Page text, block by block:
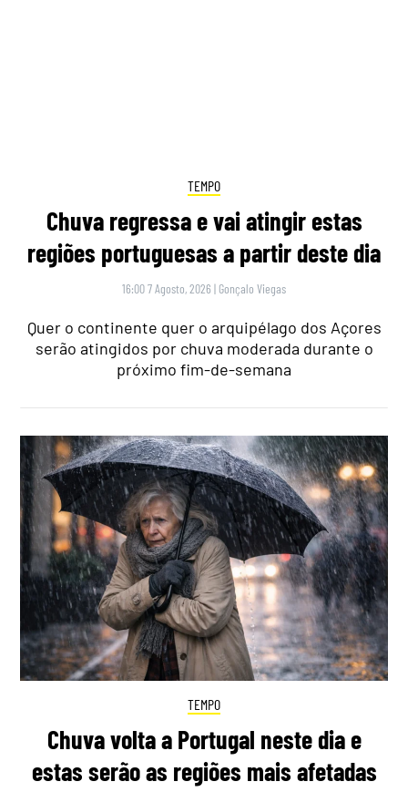
TEMPO
Chuva regressa e vai atingir estas
regiões portuguesas a partir deste dia
16:00 7 Agosto, 2026 | Gonçalo Viegas
Quer o continente quer o arquipélago dos Açores
serão atingidos por chuva moderada durante o
próximo fim-de-semana
TEMPO
Chuva volta a Portugal neste dia e
estas serão as regiões mais afetadas